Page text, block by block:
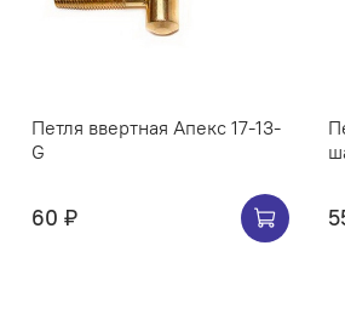
Петля ввертная Апекс 17-13-
G
60 ₽